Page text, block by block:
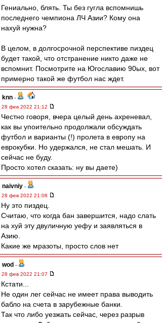
Гениально, блять. Ты без гугла вспомнишь
последнего чемпиона ЛЧ Азии? Кому она
нахуй нужна?
В целом, в долгосрочной перспективе пиздец
будет такой, что отстранение никто даже не
вспомнит. Посмотрите на Югославию 90ых, вот
примерно такой же футбол нас ждет.
knn -
28 фев 2022 21:12
Честно говоря, вчера целый день ахреневал,
как вы упоительно продолжали обсуждать
футбол и варианты (!) пролета в европу на
еврокубки. Но удержался, не стал мешать. И
сейчас не буду.
Просто хотел сказать: ну вы даете)
naivniy -
28 фев 2022 21:08
Ну это пиздец.
Считаю, что когда бан завершится, надо слать
на хуй эту двуличную уефу и заявляться в
Азию.
Какие же мразоты, просто слов нет
wod -
28 фев 2022 21:07
Кстати...
Не один лег сейчас не имеет права выводить
бабло на счета в зарубежные банки.
Так что либо уезжать сейчас, через разрыв